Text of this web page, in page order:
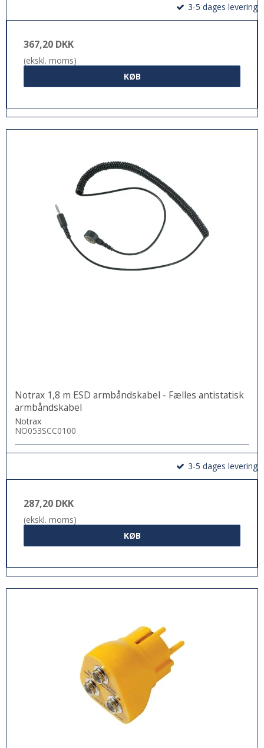
3-5 dages levering
367,20 DKK
(ekskl. moms)
KØB
Notrax 1,8 m ESD armbåndskabel - Fælles antistatisk
armbåndskabel
Notrax
NO053SCC0100
3-5 dages levering
287,20 DKK
(ekskl. moms)
KØB